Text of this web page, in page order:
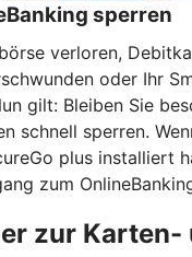
sperren
verloren,
oder Ihr
gilt: Bleiben Sie
schnell sperren.
plus installiert
zum
zur Karten-